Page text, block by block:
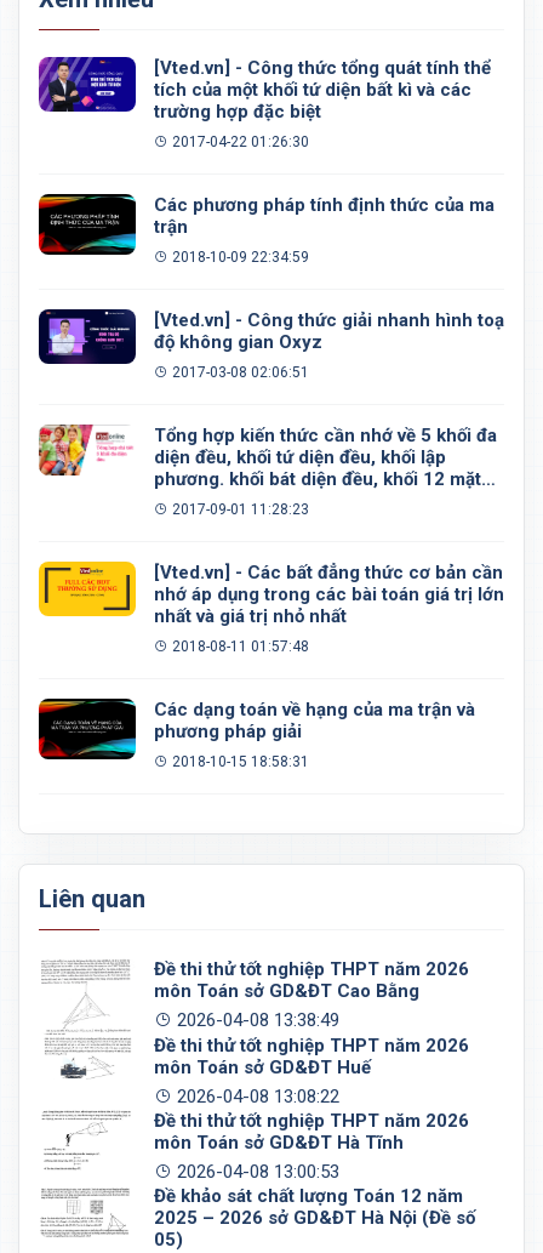
[Vted.vn] - Công thức tổng quát tính thể
tích của một khối tứ diện bất kì và các
trường hợp đặc biệt
2017-04-22 01:26:30
Các phương pháp tính định thức của ma
trận
2018-10-09 22:34:59
[Vted.vn] - Công thức giải nhanh hình toạ
độ không gian Oxyz
2017-03-08 02:06:51
Tổng hợp kiến thức cần nhớ về 5 khối đa
diện đều, khối tứ diện đều, khối lập
phương. khối bát diện đều, khối 12 mặt
đều, khối 20 mặt đều
2017-09-01 11:28:23
[Vted.vn] - Các bất đẳng thức cơ bản cần
nhớ áp dụng trong các bài toán giá trị lớn
nhất và giá trị nhỏ nhất
2018-08-11 01:57:48
Các dạng toán về hạng của ma trận và
phương pháp giải
2018-10-15 18:58:31
Liên quan
Đề thi thử tốt nghiệp THPT năm 2026
môn Toán sở GD&ĐT Cao Bằng
2026-04-08 13:38:49
Đề thi thử tốt nghiệp THPT năm 2026
môn Toán sở GD&ĐT Huế
2026-04-08 13:08:22
Đề thi thử tốt nghiệp THPT năm 2026
môn Toán sở GD&ĐT Hà Tĩnh
2026-04-08 13:00:53
Đề khảo sát chất lượng Toán 12 năm
2025 – 2026 sở GD&ĐT Hà Nội (Đề số
05)